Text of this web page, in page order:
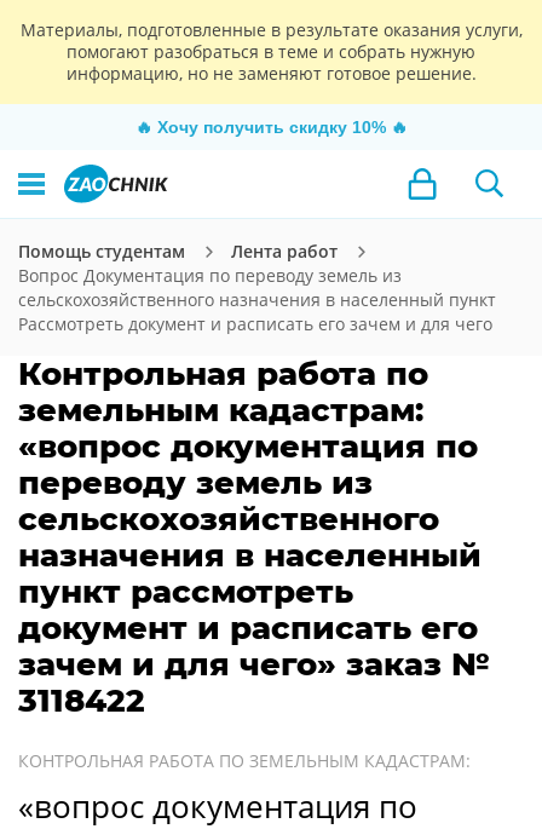
Материалы, подготовленные в результате оказания услуги,
помогают разобраться в теме и собрать нужную
информацию, но не заменяют готовое решение.
🔥 Хочу получить скидку 10% 🔥
Помощь студентам
Лента работ
Вопрос Документация по переводу земель из
сельскохозяйственного назначения в населенный пункт
Рассмотреть документ и расписать его зачем и для чего
Контрольная работа по
земельным кадастрам:
«вопрос документация по
переводу земель из
сельскохозяйственного
назначения в населенный
пункт рассмотреть
документ и расписать его
зачем и для чего» заказ №
3118422
КОНТРОЛЬНАЯ РАБОТА ПО ЗЕМЕЛЬНЫМ КАДАСТРАМ:
«вопрос документация по